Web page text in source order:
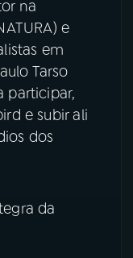
na
e
em
Tarso
participar,
e subir ali
dos
da